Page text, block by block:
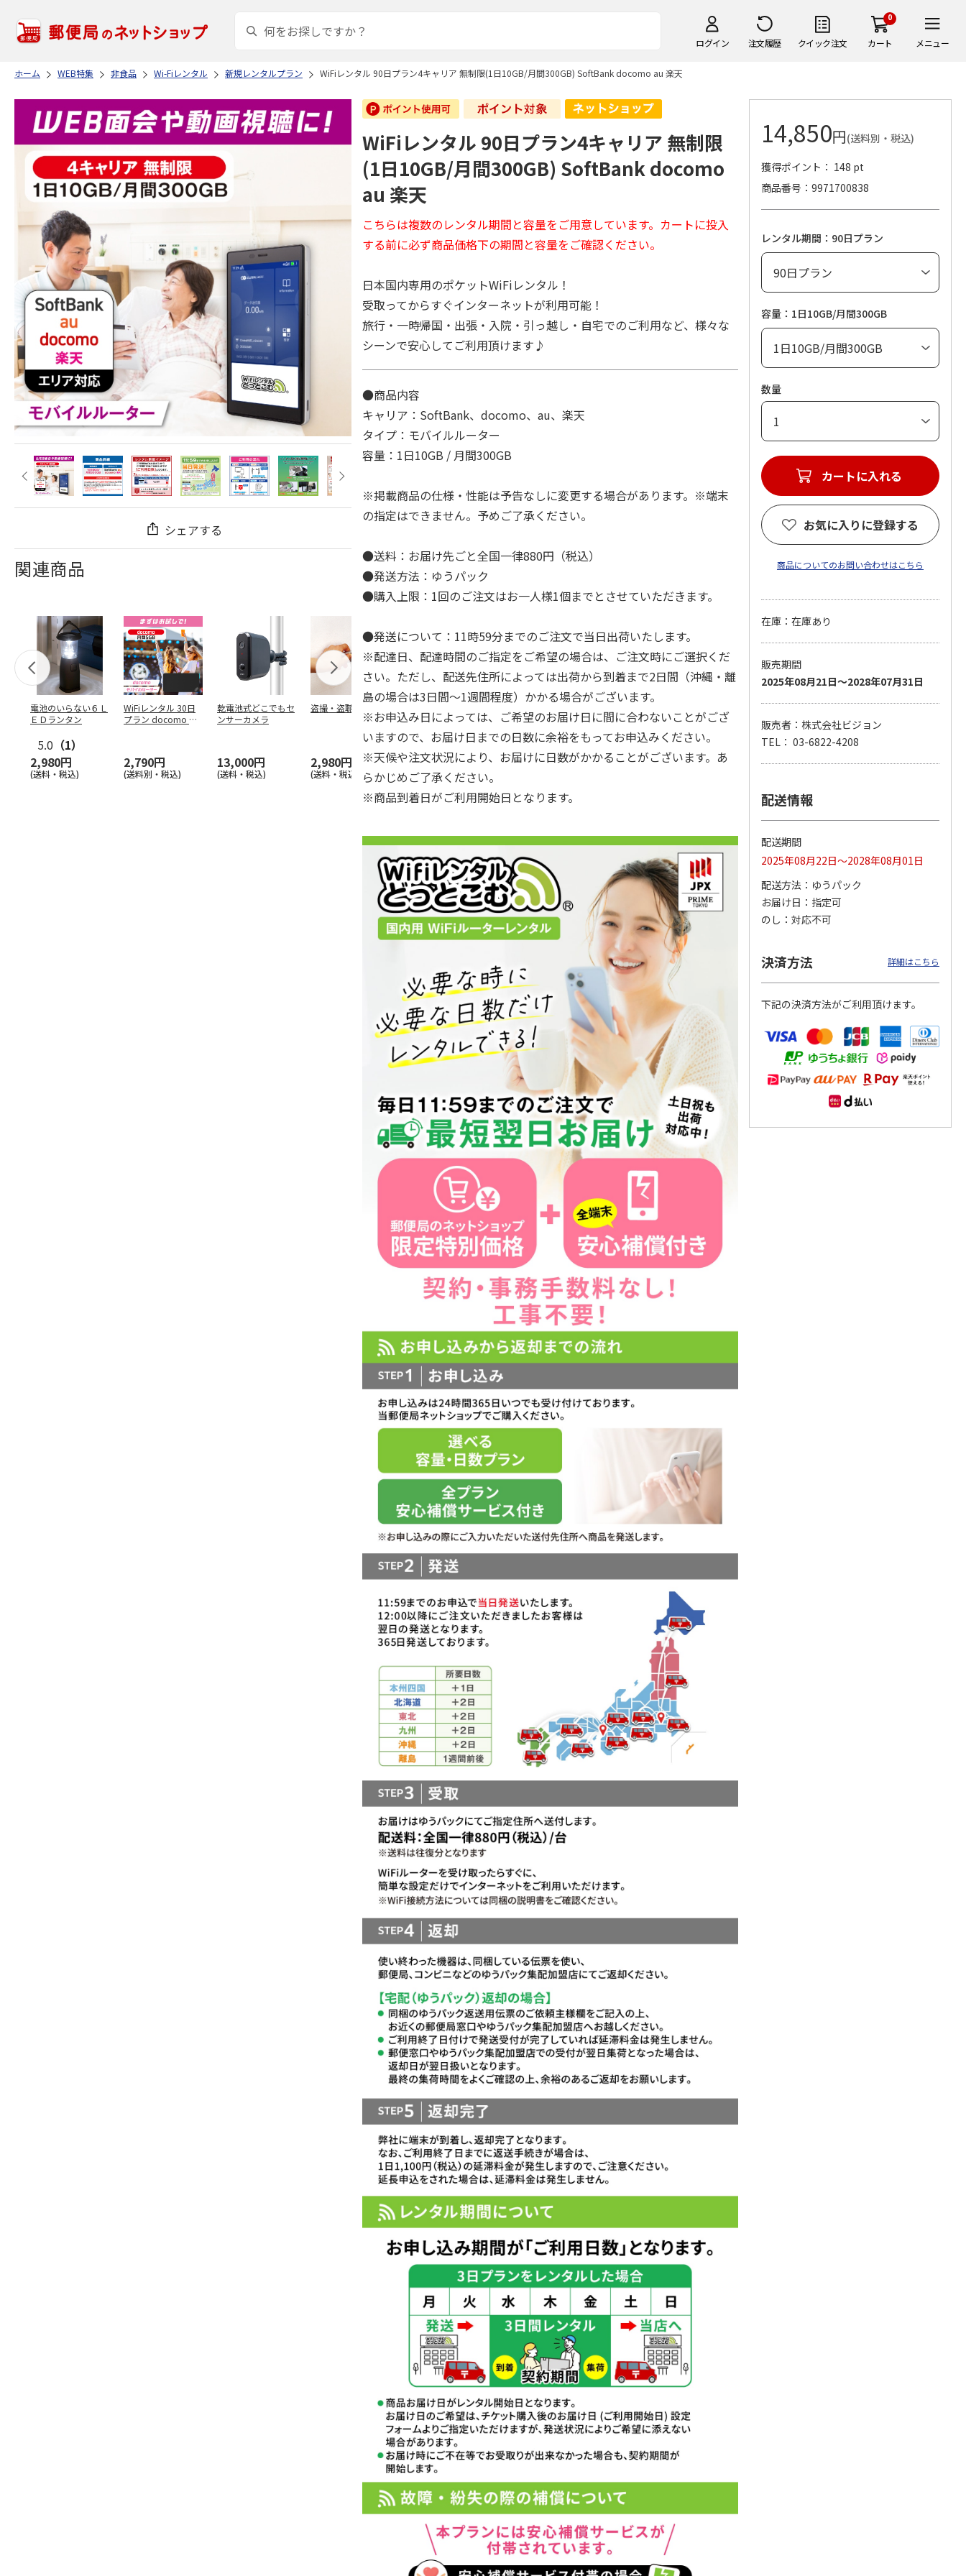
ログイン 注文履歴 クイック注文
0
カート メニュー
ホーム WEB特集 非食品 Wi-Fiレンタル 新規レンタルプラン WiFiレンタル 90日プラン4キャリア 無制限(1日10GB/月間300GB) SoftBank docomo au 楽天
シェアする
関連商品
電池のいらない６Ｌ
ＥＤランタン
5.0 （1）
2,980円
(送料・税込)
WiFiレンタル 30日
プラン docomo 月
2,790円
(送料別・税込)
乾電池式どこでもセ
ンサーカメラ
13,000円
(送料・税込)
盗撮・盗聴器発見器
2,980円
(送料・税込)
ラン 4キャリア 完全
無制限 So …
2,100円
(送料別・税込)
プラン docomo 月
間30GB
3,990円
ラン WiMAX 無制限
(モバイル…
2,070円
ポータブルソーラー
充電器 ７Ｗ
7,500円
WiFiレンタル 30日
プラン WiMAX 無制
限(モバイ…
5.0（2）
6,180円
〈ＢＬＵＥＴＴＩ〉
ポータブル電源（Ａ
Ｃ６０Ｐ）
129,800円
WiFiレンタル 90日プラン4キャリア 無制限
(1日10GB/月間300GB) SoftBank docomo
au 楽天
こちらは複数のレンタル期間と容量をご用意しています。カートに投入
する前に必ず商品価格下の期間と容量をご確認ください。
日本国内専用のポケットWiFiレンタル！
受取ってからすぐインターネットが利用可能！
旅行・一時帰国・出張・入院・引っ越し・自宅でのご利用など、様々な
シーンで安心してご利用頂けます♪
●商品内容
キャリア：SoftBank、docomo、au、楽天
タイプ：モバイルルーター
容量：1日10GB / 月間300GB
※掲載商品の仕様・性能は予告なしに変更する場合があります。※端末
の指定はできません。予めご了承ください。
●送料：お届け先ごと全国一律880円（税込）
●発送方法：ゆうパック
●購入上限：1回のご注文はお一人様1個までとさせていただきます。
●発送について：11時59分までのご注文で当日出荷いたします。
※配達日、配達時間のご指定をご希望の場合は、ご注文時にご選択くだ
さい。ただし、配送先住所によっては出荷から到着まで2日間（沖縄・離
島の場合は3日間～1週間程度）かかる場合がございます。
※お申込み日によっては、ご希望のお届け日に間に合わないことがござ
いますので、お届け日までの日数に余裕をもってお申込みください。
※天候や注文状況により、お届けに日数がかかることがございます。あ
らかじめご了承ください。
※商品到着日がご利用開始日となります。
14,850円(送料別・税込)
獲得ポイント： 148 pt
商品番号
9971700838
レンタル期間：90日プラン
容量：1日10GB/月間300GB
数量
カートに入れる
お気に入りに登録する
商品についてのお問い合わせはこちら
在庫：在庫あり
販売期間
2025年08月21日～2028年07月31日
販売者：株式会社ビジョン
TEL： 03-6822-4208
配送情報
配送期間
2025年08月22日～2028年08月01日
配送方法
ゆうパック
お届け日
指定可
のし
対応不可
決済方法 詳細はこちら
下記の決済方法がご利用頂けます。